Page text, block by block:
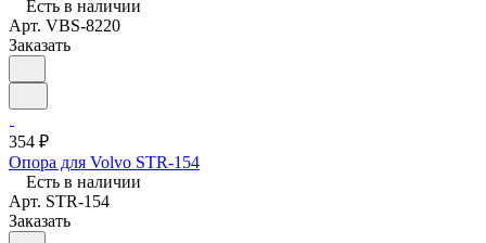
Есть в наличии
Арт. VBS-8220
Заказать
354 ₽
Опора для Volvo STR-154
Есть в наличии
Арт. STR-154
Заказать